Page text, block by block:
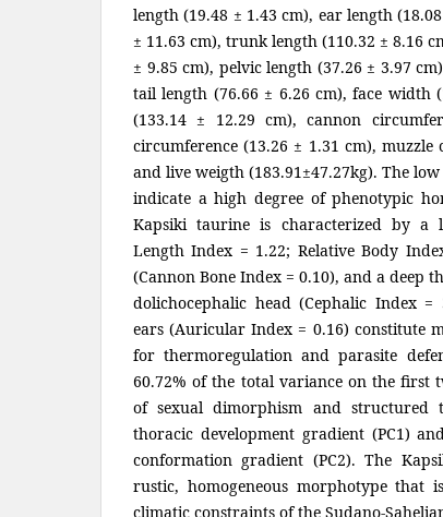
length (19.48 ± 1.43 cm), ear length
± 11.63 cm), trunk length (110.32 ± 8.16
± 9.85 cm), pelvic length (37.26 ± 3.97
tail length (76.66 ± 6.26 cm), face width
(133.14 ± 12.29 cm), cannon
circumference (13.26 ± 1.31 cm), muzzle
and live weigth (183.91±47.27kg). The
indicate a high degree of phenotypic
Kapsiki taurine is characterized by a
Length Index = 1.22; Relative Body
(Cannon Bone Index = 0.10), and a deep
dolichocephalic head (Cephalic Index
ears (Auricular Index = 0.16) constitute
for thermoregulation and parasite
60.72% of the total variance on the first
of sexual dimorphism and structured
thoracic development gradient (PC1)
conformation gradient (PC2). The
rustic, homogeneous morphotype that
climatic constraints of the Sudano-